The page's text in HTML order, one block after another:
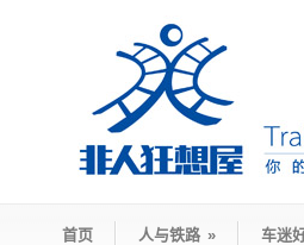
首页 人与铁路 » 车迷